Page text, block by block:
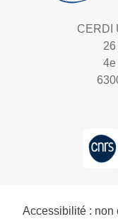
CERDI
4e
Accessibilité : non